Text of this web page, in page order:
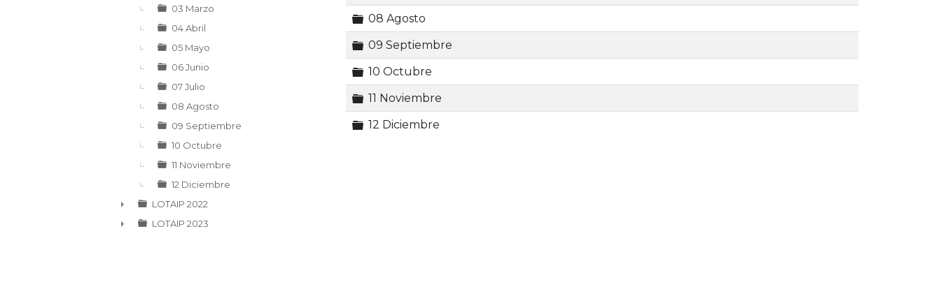
03 Marzo
04 Abril
05 Mayo
06 Junio
07 Julio
08 Agosto
09 Septiembre
10 Octubre
11 Noviembre
12 Diciembre
►
LOTAIP 2022
LOTAIP 2023
Carpeta
08 Agosto
Carpeta
09 Septiembre
Carpeta
10 Octubre
Carpeta
11 Noviembre
Carpeta
12 Diciembre